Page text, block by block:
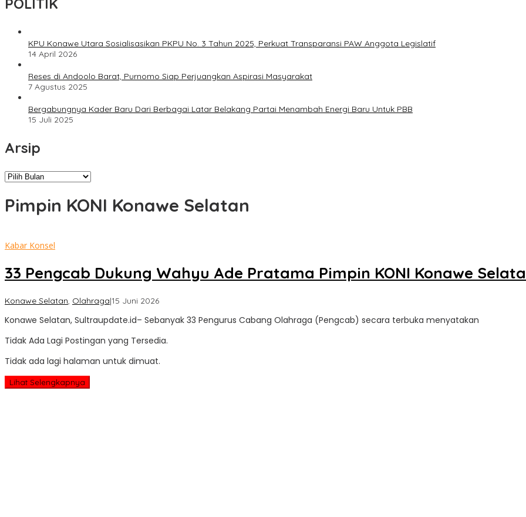
POLITIK
KPU Konawe Utara Sosialisasikan PKPU No. 3 Tahun 2025, Perkuat Transparansi PAW Anggota Legislatif
14 April 2026
Reses di Andoolo Barat, Purnomo Siap Perjuangkan Aspirasi Masyarakat
7 Agustus 2025
Bergabungnya Kader Baru Dari Berbagai Latar Belakang Partai Menambah Energi Baru Untuk PBB
15 Juli 2025
Arsip
Arsip
Pimpin KONI Konawe Selatan
Kabar Konsel
33 Pengcab Dukung Wahyu Ade Pratama Pimpin KONI Konawe
Konawe Selatan, Olahraga|15 Juni 2026oleh
Update
Konawe Selatan, Sultraupdate.id– Sebanyak 33 Pengurus Cabang Olahraga (Pengcab) secara terbuka menyatakan
Tidak Ada Lagi Postingan yang Tersedia.
Tidak ada lagi halaman untuk dimuat.
Lihat Selengkapnya